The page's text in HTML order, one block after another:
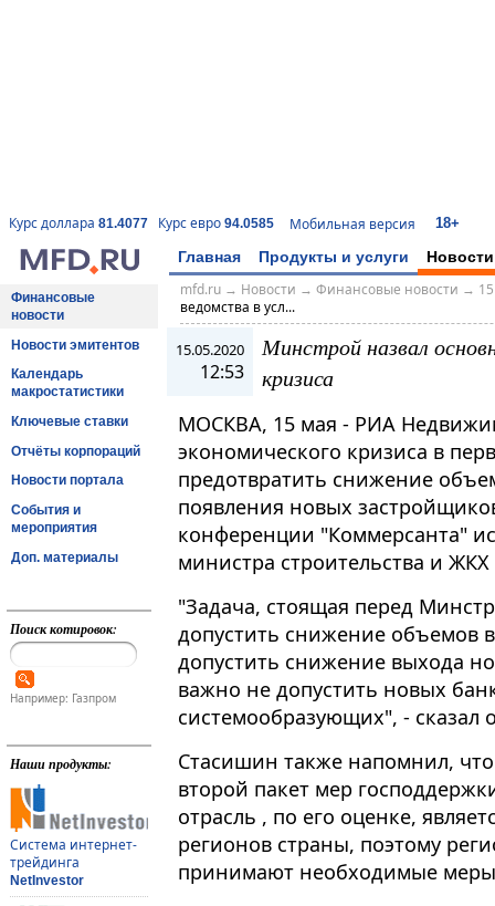
Курс доллара 81.4077 Курс евро 94.0585 Мобильная версия 18+
Главная Продукты и услуги Новости
Финансовые
новости
Новости эмитентов
Календарь
макростатистики
Ключевые ставки
Отчёты корпораций
Новости портала
События и
мероприятия
Доп. материалы
Поиск котировок:
Например: Газпром
Наши продукты:
Система интернет-
трейдинга
NetInvestor
mfd.ru→ Новости → Финансовые новости →
ведомства в усл...
15.05.2020
12:53
Минстрой назвал
кризиса
МОСКВА, 15 мая - РИА
экономического кризиса в
предотвратить снижение
появления новых
конференции "Коммерсанта"
министра строительства и
"Задача, стоящая перед
допустить снижение объемов
допустить снижение выхода
важно не допустить новых
системообразующих", - сказал
Стасишин также напомнил,
второй пакет мер
отрасль , по его оценке,
регионов страны, поэтому
принимают необходимые меры